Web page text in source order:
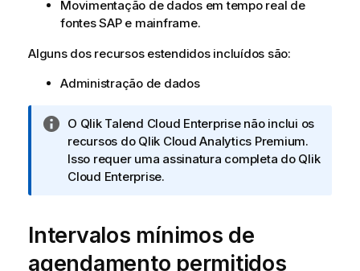
Movimentação de dados em tempo real de
fontes SAP e mainframe.
Alguns dos recursos estendidos incluídos são:
Administração de dados
N
o
t
a
f
o
r
O Qlik Talend Cloud Enterprisenão inclui os
recursos do Qlik Cloud Analytics Premium.
Isso requer uma assinatura completa do Qlik
Cloud Enterprise.
Intervalos mínimos de
agendamento permitidos